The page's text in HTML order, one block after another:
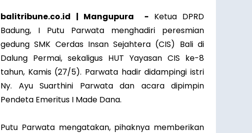
balitribune.co.id | Mangupura - Ketua DPRD
Badung, I Putu Parwata menghadiri peresmian
gedung SMK Cerdas Insan Sejahtera (CIS) Bali di
Dalung Permai, sekaligus HUT Yayasan CIS ke-8
tahun, Kamis (27/5). Parwata hadir didampingi istri
Ny. Ayu Suarthini Parwata dan acara dipimpin
Pendeta Emeritus I Made Dana.
Putu Parwata mengatakan, pihaknya memberikan